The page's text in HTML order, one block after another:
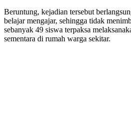
Beruntung, kejadian tersebut
belajar mengajar, sehingga tidak
sebanyak 49 siswa terpaksa
sementara di rumah warga sekitar.